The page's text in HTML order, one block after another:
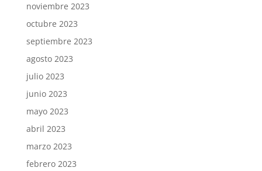
noviembre 2023
octubre 2023
septiembre 2023
agosto 2023
julio 2023
junio 2023
mayo 2023
abril 2023
marzo 2023
febrero 2023